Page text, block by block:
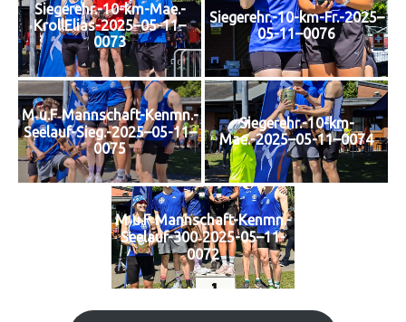
Siegerehr.-10-km-Mae.-
KrollElias-2025–05-11–
0073
Siegerehr.-10-km-Fr.-2025–
05-11–0076
M‑u.F‑Mannschaft-Kenmn.-
Seelauf-Sieg.-2025–05-11–
0075
Siegerehr.-10-km-
Mae.-2025–05-11–0074
M‑u.F‑Mannschaft-Kenmn.-
Seelauf-300‑2025-05–11-
0072